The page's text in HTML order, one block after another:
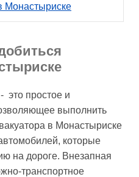
Монастыриске
это простое и
выполнить
в Монастыриске
которые
на дороге. Внезапная
транспортное